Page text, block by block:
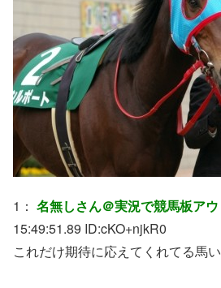
1： 名無しさん＠実況で競馬板ア
15:49:51.89 ID:cKO+njkR0
これだけ期待に応えてくれてる馬い